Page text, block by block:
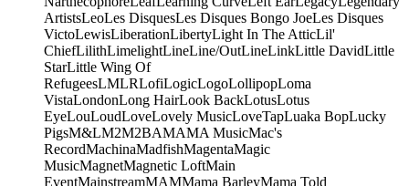
ArtistsLeoLes DisquesLes Disques Bongo JoeLes Disques
VictoLewisLiberationLibertyLight In The AtticLil'
ChiefLilithLimelightLineLine/OutLineLinkLittle DavidLittle
StarLittle Wing Of
RefugeesLMLRLofiLogicLogoLollipopLoma
VistaLondonLong HairLook BackLotusLotus
EyeLouLoudLoveLovely MusicLoveTapLuaka BopLucky
PigsM&LM2M2BAMAMA MusicMac's
RecordMachinaMadfishMagentaMagic
MusicMagnetMagnetic LoftMain
EventMainstreamMAMMama BarleyMama Told